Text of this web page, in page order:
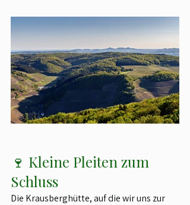
🍷 Kleine Pleiten zum
Schluss
Die Krausberghütte, auf die wir uns zur